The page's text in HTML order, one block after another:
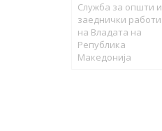
Служба за општи и
заеднички работи
на Владата на
Република
Македонија